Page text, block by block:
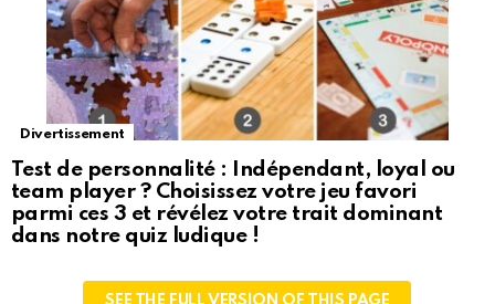
Divertissement
Test de personnalité : Indépendant, loyal ou
team player ? Choisissez votre jeu favori
parmi ces 3 et révélez votre trait dominant
dans notre quiz ludique !
SEE THE FULL VERSION OF THIS PAGE